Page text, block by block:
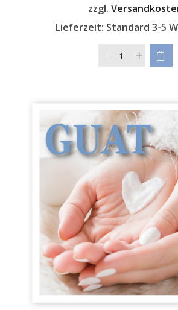
zzgl.
Lieferzeit: Standard 3-5